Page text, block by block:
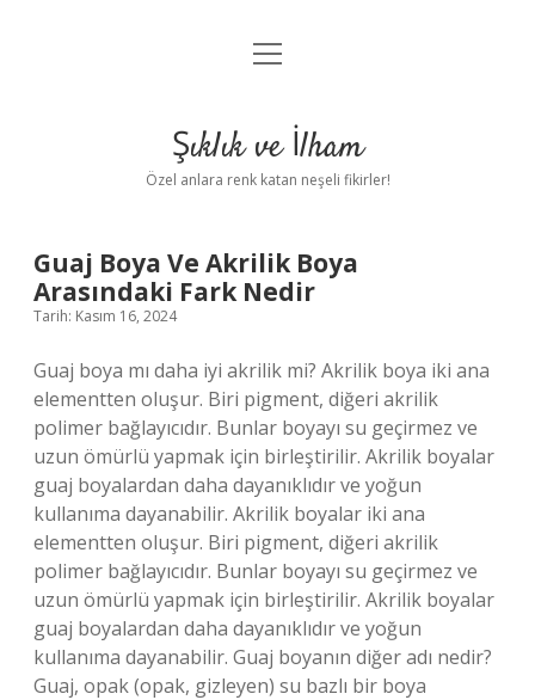
Anasayfa
Yasal Uyarı
menüyü
Şıklık ve İlham
Özel anlara renk katan neşeli fikirler!
Şıklık
ve
İlham
Yazılar
Guaj Boya Ve Akrilik Boya
Arasındaki Fark Nedir
Tarih: Kasım 16, 2024
Guaj boya mı daha iyi akrilik mi? Akrilik boya iki ana
elementten oluşur. Biri pigment, diğeri akrilik
polimer bağlayıcıdır. Bunlar boyayı su geçirmez ve
uzun ömürlü yapmak için birleştirilir. Akrilik boyalar
guaj boyalardan daha dayanıklıdır ve yoğun
kullanıma dayanabilir. Akrilik boyalar iki ana
elementten oluşur. Biri pigment, diğeri akrilik
polimer bağlayıcıdır. Bunlar boyayı su geçirmez ve
uzun ömürlü yapmak için birleştirilir. Akrilik boyalar
guaj boyalardan daha dayanıklıdır ve yoğun
kullanıma dayanabilir. Guaj boyanın diğer adı nedir?
Guaj, opak (opak, gizleyen) su bazlı bir boya